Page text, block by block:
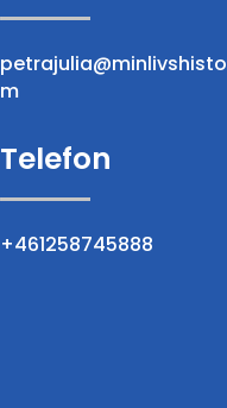
m
Telefon
+461258745888